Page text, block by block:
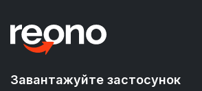
Завантажуйте застосунок